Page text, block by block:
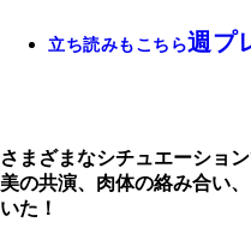
立ち読みもこちら週プ
さまざまなシチュエーショ
美の共演、肉体の絡み合い
いた！